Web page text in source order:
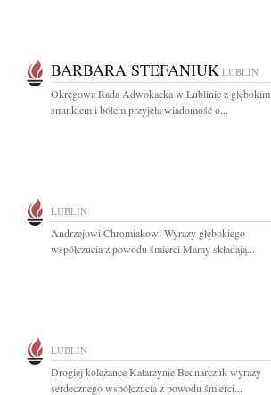
BARBARA STEFANIUK LUBLIN
Okręgowa Rada Adwokacka w Lublinie z głębokim
smutkiem i bólem przyjęła wiadomość o...
LUBLIN
Andrzejowi Chromiakowi Wyrazy głębokiego
współczucia z powodu śmierci Mamy składają...
LUBLIN
Drogiej koleżance Katarzynie Bednarczuk wyrazy
serdecznego współczucia z powodu śmierci...